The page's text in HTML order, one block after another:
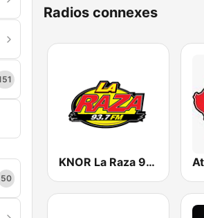
50
Radios connexes
KNOR La Raza 93.7 (US Only)